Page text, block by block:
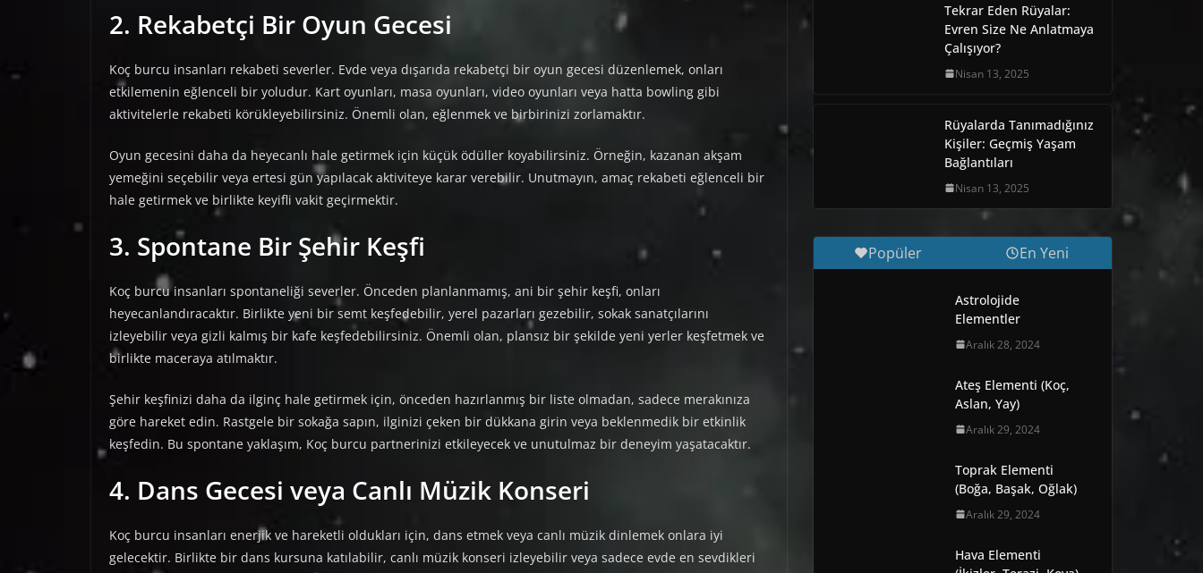
2. Rekabetçi Bir Oyun Gecesi
Koç burcu insanları rekabeti severler. Evde veya dışarıda rekabetçi bir oyun gecesi düzenlemek, onları
etkilemenin eğlenceli bir yoludur. Kart oyunları, masa oyunları, video oyunları veya hatta bowling gibi
aktivitelerle rekabeti körükleyebilirsiniz. Önemli olan, eğlenmek ve birbirinizi zorlamaktır.
Oyun gecesini daha da heyecanlı hale getirmek için küçük ödüller koyabilirsiniz. Örneğin, kazanan akşam
yemeğini seçebilir veya ertesi gün yapılacak aktiviteye karar verebilir. Unutmayın, amaç rekabeti eğlenceli bir
hale getirmek ve birlikte keyifli vakit geçirmektir.
3. Spontane Bir Şehir Keşfi
Koç burcu insanları spontaneliği severler. Önceden planlanmamış, ani bir şehir keşfi, onları
heyecanlandıracaktır. Birlikte yeni bir semt keşfedebilir, yerel pazarları gezebilir, sokak sanatçılarını
izleyebilir veya gizli kalmış bir kafe keşfedebilirsiniz. Önemli olan, plansız bir şekilde yeni yerler keşfetmek ve
birlikte maceraya atılmaktır.
Şehir keşfinizi daha da ilginç hale getirmek için, önceden hazırlanmış bir liste olmadan, sadece merakınıza
göre hareket edin. Rastgele bir sokağa sapın, ilginizi çeken bir dükkana girin veya beklenmedik bir etkinlik
keşfedin. Bu spontane yaklaşım, Koç burcu partnerinizi etkileyecek ve unutulmaz bir deneyim yaşatacaktır.
4. Dans Gecesi veya Canlı Müzik Konseri
Koç burcu insanları enerjik ve hareketli oldukları için, dans etmek veya canlı müzik dinlemek onlara iyi
gelecektir. Birlikte bir dans kursuna katılabilir, canlı müzik konseri izleyebilir veya sadece evde en sevdikleri
Tekrar Eden Rüyalar:
Evren Size Ne Anlatmaya
Çalışıyor?
Nisan 13, 2025
Rüyalarda Tanımadığınız
Kişiler: Geçmiş Yaşam
Bağlantıları
Nisan 13, 2025
Popüler En Yeni
Astrolojide
Elementler
Aralık 28, 2024
Ateş Elementi (Koç,
Aslan, Yay)
Aralık 29, 2024
Toprak Elementi
(Boğa, Başak, Oğlak)
Aralık 29, 2024
Hava Elementi